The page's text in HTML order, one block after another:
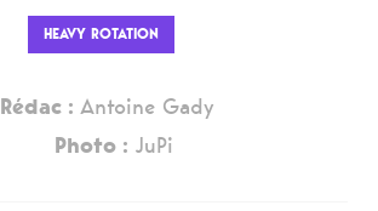
HEAVY ROTATION
Rédac : Antoine Gady
Photo : JuPi